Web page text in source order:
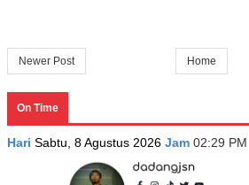
Newer Post Home
On Time
Hari Sabtu, 8 Agustus 2026 Jam 02:29 PM